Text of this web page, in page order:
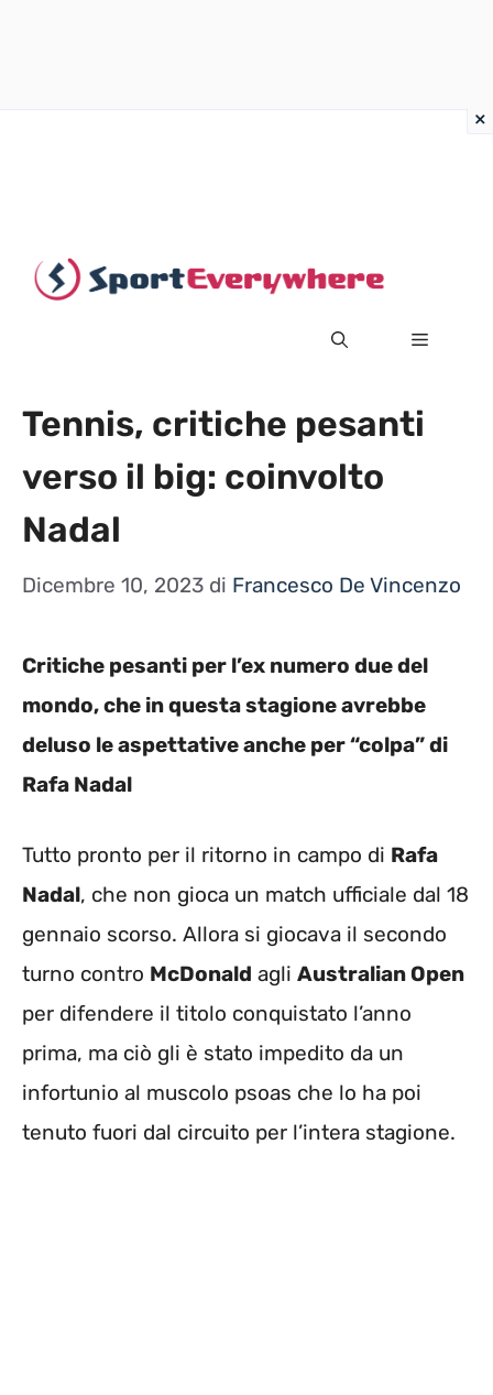
MENU
Tennis, critiche pesanti
verso il big: coinvolto
Nadal
Dicembre 10, 2023 di Francesco De Vincenzo
Critiche pesanti per l’ex numero due del
mondo, che in questa stagione avrebbe
deluso le aspettative anche per “colpa” di
Rafa Nadal
Tutto pronto per il ritorno in campo di Rafa
Nadal, che non gioca un match ufficiale dal 18
gennaio scorso. Allora si giocava il secondo
turno contro McDonald agli Australian Open
per difendere il titolo conquistato l’anno
prima, ma ciò gli è stato impedito da un
infortunio al muscolo psoas che lo ha poi
tenuto fuori dal circuito per l’intera stagione.